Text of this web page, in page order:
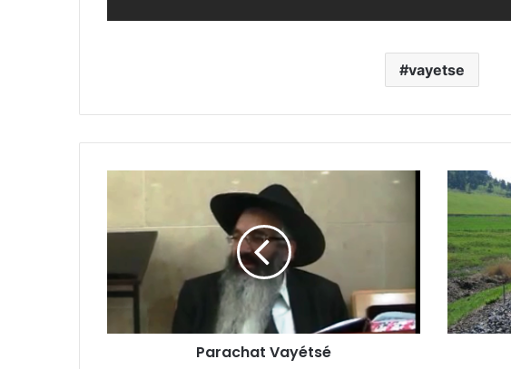
vayetse
Parachat Vayétsé